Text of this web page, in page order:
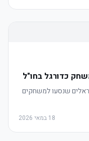
שנסעו למשחקים
18 במאי 2026